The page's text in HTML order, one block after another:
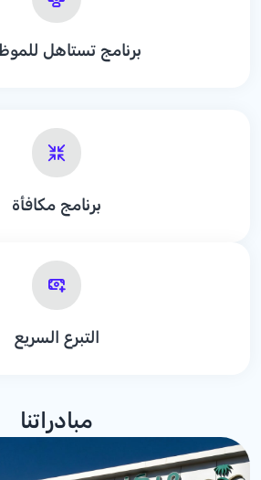
برنامج تستاهل
برنامج مكافأة
التبرع السريع
مبادراتنا